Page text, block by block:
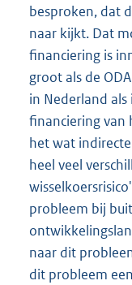
besproken, dat
naar kijkt. Dat
financiering is
groot als de
in Nederland als
financiering van
het wat
heel veel
probleem bij
naar dit
dit probleem